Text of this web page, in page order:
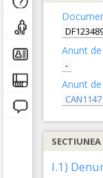
Anunt
-
Anunt
I.1)